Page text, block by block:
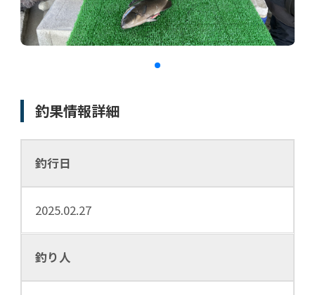
釣果情報詳細
釣行日
2025.02.27
釣り人